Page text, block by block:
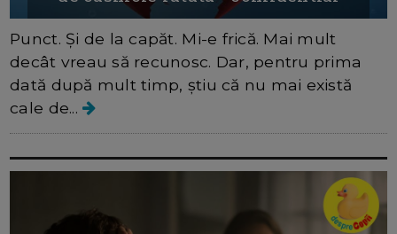
Punct. Și de la capăt. Mi-e frică. Mai mult
decât vreau să recunosc. Dar, pentru prima
dată după mult timp, știu că nu mai există
cale de...